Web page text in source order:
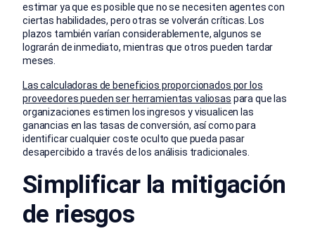
estimar ya que es posible que no se necesiten agentes con
ciertas habilidades, pero otras se volverán críticas. Los
plazos también varían considerablemente, algunos se
lograrán de inmediato, mientras que otros pueden tardar
meses.
Las calculadoras de beneficios proporcionados por los
proveedores pueden ser herramientas valiosas para que las
organizaciones estimen los ingresos y visualicen las
ganancias en las tasas de conversión, así como para
identificar cualquier coste oculto que pueda pasar
desapercibido a través de los análisis tradicionales.
Simplificar la mitigación
de riesgos